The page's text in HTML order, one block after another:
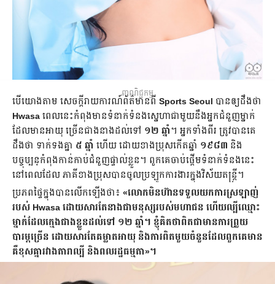
ពាណិជ្ជកម្ម
បើយោងតាម សេចក្ដីរាយការណ៍​ព័ត៌មានពី Sports Seoul បាន​ឲ្យដឹងថា​
Hwasa ពេល​នេះ​កំពុងមាន​ទំនាក់ទំនងស្នេហាជាមួយនឹង​អ្នក​ជំនួញម្នាក់​
ដែល​មាន​អាយុ ច្រើនជាងនាងដល់ទៅ ១២ ឆ្នាំ។ អ្នកទាំងពីរ ត្រូវ​បាន​គេ​
ដឹង​ថា​ ទាក់ទង​គ្នា ៥ ឆ្នាំ​ ហើយ ដោយខាង​ប្រុស​កើតឆ្នាំ ១៩៨៣ និង
បច្ចុប្បន្​​កំពុង​កាន់កាប់​ជំនួញផ្ទាល់ខ្លួន។ ពួកគេ​ចាប់ផ្ដើម​ទំនាក់ទំនង​នេះ​
នៅពេល​ដែល​ ភាគីខាង​ប្រុស​បាន​ចូល​ប្រឡូក​ការងារក្នុងវិស័យតន្ត្រី។
ប្រភពផ្ទៃក្នុង​បាន​លើកឡើងថា៖ «លោកមិនហ៊ាន​​ទទួល​យក​ការ​ស្រឡាញ់​
របស់ Hwasa ដោយ​សារ​តែ​នាង​ជាមនុស្សរបស់មហាជន ហើយ​ល្បី​ឈ្មោះ​
ម្នាក់​ដែល​ក្មេង​ជាងខ្លួនដល់ទៅ​ ១២ ឆ្នាំ។ ខ្ញុំ​គិត​ថាពិតជា​មាន​ការ​ព្រួយ​
បារម្ភ​ច្រើន​ ដោយ​សារ​តែ​គម្លាត​អាយុ​ និង​ការ​ពិត​មួយចំនួនដែល​ពួកគេមាន
គឺ​ខុស​គ្នា​រវាង​តារា​ល្បី​ និង​ពលរដ្ឋ​ធម្មតា»។